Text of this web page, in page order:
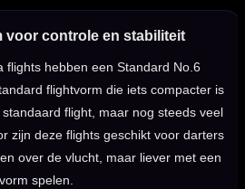
voor controle en stabiliteit
flights hebben een Standard No.6
flightvorm die iets compacter is
flight, maar nog steeds veel
zijn deze flights geschikt voor darters
over de vlucht, maar liever met een
spelen.